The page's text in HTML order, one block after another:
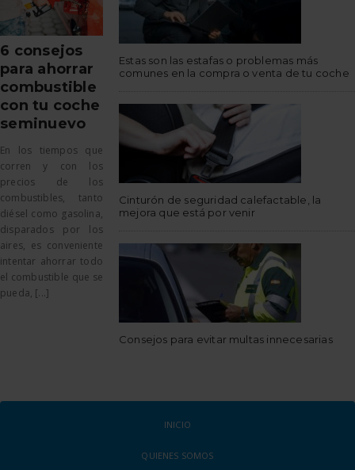
6 consejos
para ahorrar
combustible
con tu coche
seminuevo
En los tiempos que
corren y con los
precios de los
combustibles, tanto
diésel como gasolina,
disparados por los
aires, es conveniente
intentar ahorrar todo
el combustible que se
pueda, [...]
Estas son las estafas o problemas más
comunes en la compra o venta de tu coche
Cinturón de seguridad calefactable, la
mejora que está por venir
Consejos para evitar multas innecesarias
INICIO
QUIENES SOMOS